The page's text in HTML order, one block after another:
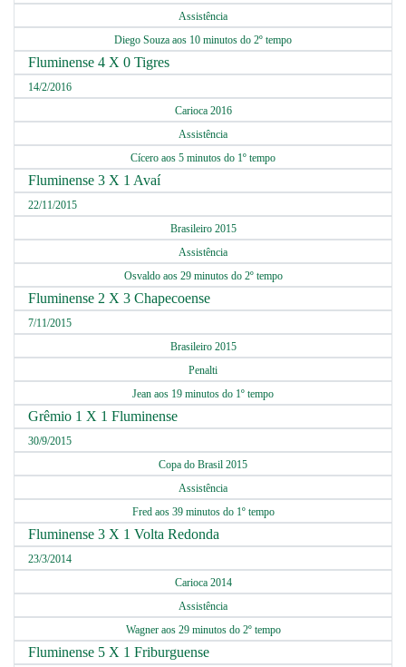
Assistência
Diego Souza aos 10 minutos do 2º tempo
Fluminense 4 X 0 Tigres
14/2/2016
Carioca 2016
Assistência
Cícero aos 5 minutos do 1º tempo
Fluminense 3 X 1 Avaí
22/11/2015
Brasileiro 2015
Assistência
Osvaldo aos 29 minutos do 2º tempo
Fluminense 2 X 3 Chapecoense
7/11/2015
Brasileiro 2015
Penalti
Jean aos 19 minutos do 1º tempo
Grêmio 1 X 1 Fluminense
30/9/2015
Copa do Brasil 2015
Assistência
Fred aos 39 minutos do 1º tempo
Fluminense 3 X 1 Volta Redonda
23/3/2014
Carioca 2014
Assistência
Wagner aos 29 minutos do 2º tempo
Fluminense 5 X 1 Friburguense